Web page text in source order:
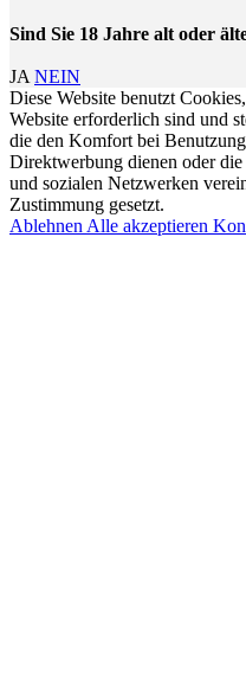
Sind Sie 18 Jahre alt oder
JA NEIN
Diese Website benutzt
Website erforderlich sind und
die den Komfort bei
Direktwerbung dienen oder
und sozialen Netzwerken
Zustimmung gesetzt.
Ablehnen Alle akzeptieren